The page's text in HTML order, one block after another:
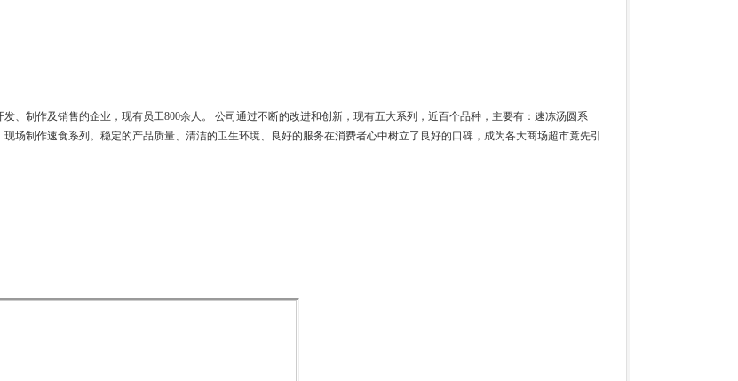
、制作及销售的企业，现有员工800余人。 公司通过不断的改进和创新，现有五大系列，近百个品种，主要有：速冻汤圆系
场制作速食系列。稳定的产品质量、清洁的卫生环境、良好的服务在消费者心中树立了良好的口碑，成为各大商场超市竟先引